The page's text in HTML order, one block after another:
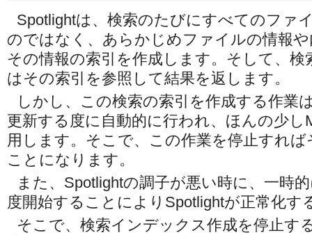
Spotlightは、検索のたびにすべてのファ
のではなく、あらかじめファイルの情報
その情報の索引を作成します。そして、検
はその索引を参照して結果を返します。
しかし、この検索の索引を作成する作業
更新する度に自動的に行われ、ほんの少し
用します。そこで、この作業を停止すれ
ことになります。
また、Spotlightの調子が悪い時に、一時
度開始することによりSpotlightが正常化す
そこで、検索インデックス作成を停止す